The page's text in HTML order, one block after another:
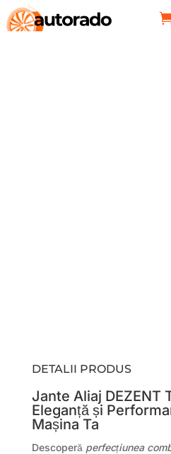
DETALII PRODUS
Jante Aliaj DEZENT
Eleganță și
Mașina Ta
Descoperă perfecțiunea